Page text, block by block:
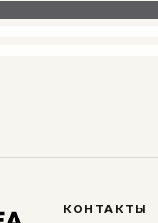
КОНТАКТЫ